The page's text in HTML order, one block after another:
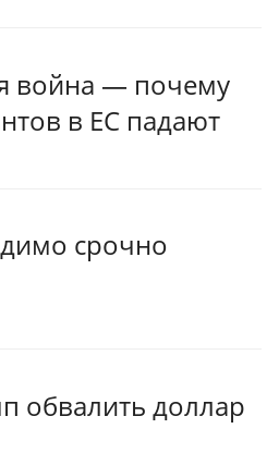
война — почему
в ЕС падают
срочно
обвалить доллар